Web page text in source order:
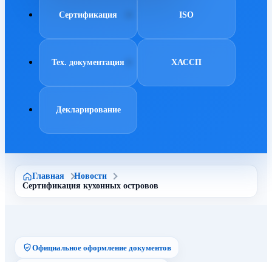
Сертификация ISO
Тех. документация ХАССП
Декларирование
Главная
Новости
Сертификация кухонных островов
Официальное оформление документов